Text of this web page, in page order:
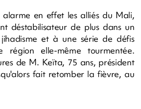
alarme en effet les alliés du Mali,
déstabilisateur de plus dans un
et à une série de défis
région elle-même tourmentée.
de M. Keïta, 75 ans, président
fait retomber la fièvre, au